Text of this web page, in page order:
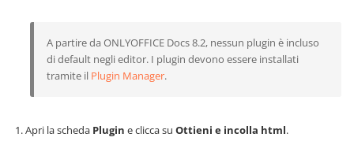
A partire da ONLYOFFICE Docs 8.2, nessun plugin è incluso
di default negli editor. I plugin devono essere installati
tramite il Plugin Manager.
Apri la scheda Plugin e clicca su Ottieni e incolla html.